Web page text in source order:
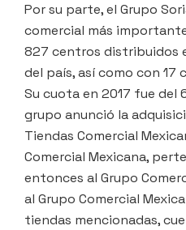
Por su parte, el Grupo
comercial más
827 centros distribuidos
del país, así como con
Su cuota en 2017 fue del
grupo anunció la
Tiendas Comercial
Comercial Mexicana,
entonces al Grupo
al Grupo Comercial
tiendas mencionadas,